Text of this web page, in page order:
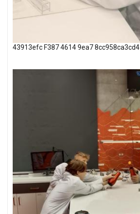
43913efc F387 4614 9ea7 8cc958ca3cd4